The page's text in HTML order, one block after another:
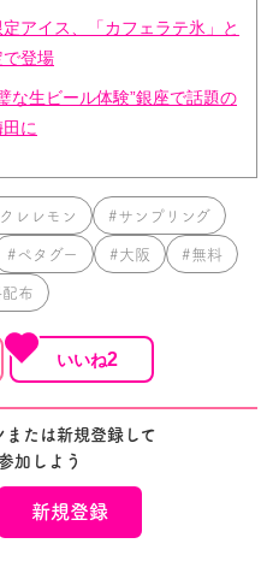
アイス、「カフェラテ氷」と
で登場
な生ビール体験”銀座で話題の
田に
レレモン #サンプリング
#ペタグー #大阪 #無料
布
2
または新規登録して
加しよう
新規登録